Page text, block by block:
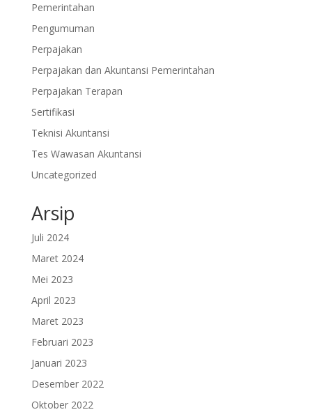
Pemerintahan
Pengumuman
Perpajakan
Perpajakan dan Akuntansi Pemerintahan
Perpajakan Terapan
Sertifikasi
Teknisi Akuntansi
Tes Wawasan Akuntansi
Uncategorized
Arsip
Juli 2024
Maret 2024
Mei 2023
April 2023
Maret 2023
Februari 2023
Januari 2023
Desember 2022
Oktober 2022